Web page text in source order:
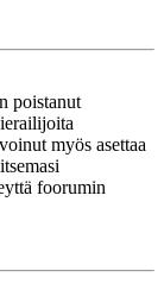
poistanut
myös asettaa
foorumin